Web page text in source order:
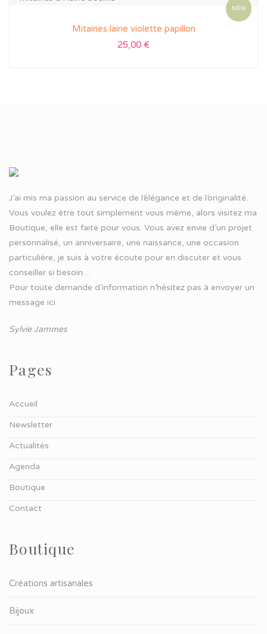
NEW
Mitaines laine violette papillon
25,00 €
J’ai mis ma passion au service de l’élégance et de l’originalité.
Vous voulez être tout simplement vous même, alors visitez ma
Boutique, elle est faite pour vous. Vous avez envie d’un projet
personnalisé, un anniversaire, une naissance, une occasion
particulière, je suis à votre écoute pour en discuter et vous
conseiller si besoin…
Pour toute demande d’information n’hésitez pas à envoyer un
message ici
Sylvie Jammes
Pages
Accueil
Newsletter
Actualités
Agenda
Boutique
Contact
Boutique
Créations artisanales
Bijoux